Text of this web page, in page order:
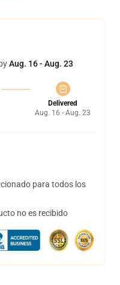
Aug. 16 - Aug. 23
Delivered
Aug. 16 - Aug. 23
para todos los
no es recibido